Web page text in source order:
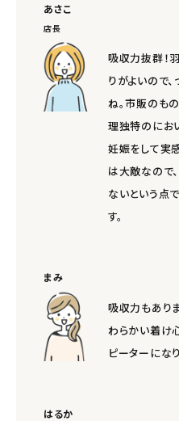
ログイン
あさこ
店長
吸収力抜群！
りがよいので
ね。市販のも
理独特のにお
妊娠をして実
は大敵なので
ないという点
す。
まみ
吸収力もあり
わらかい着け
ピーターにな
はるか